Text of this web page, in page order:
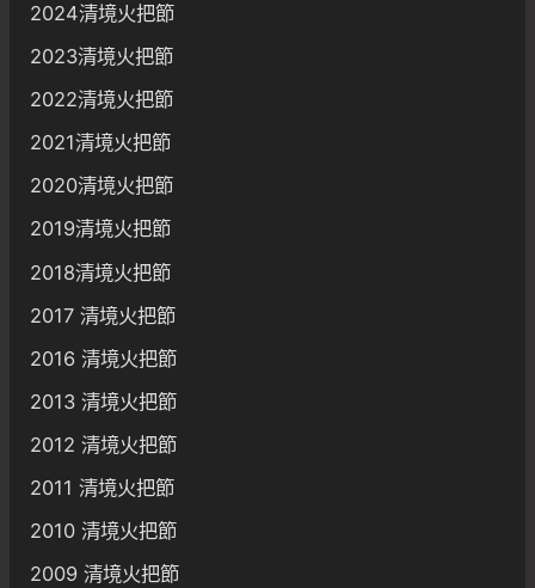
2024清境火把節
2023清境火把節
2022清境火把節
2021清境火把節
2020清境火把節
2019清境火把節
2018清境火把節
2017 清境火把節
2016 清境火把節
2013 清境火把節
2012 清境火把節
2011 清境火把節
2010 清境火把節
2009 清境火把節